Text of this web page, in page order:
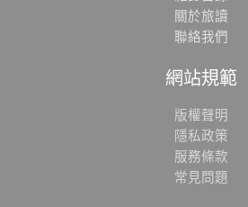
關於旅讀
聯絡我們
網站規範
版權聲明
隱私政策
服務條款
常見問題